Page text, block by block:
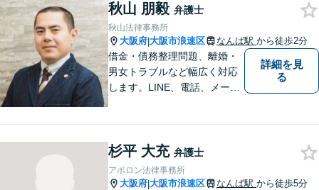
の弁護を大切にしておりま
す。【LINEやメールの問い合
わせ可】
秋山 朋毅 弁護士
秋山法律事務所
大阪府|大阪市浪速区 なんば駅 から徒歩2分
借金・債務整理問題、離婚・
男女トラブルなど幅広く対応
します。LINE、電話、メー
をできるだけ少なく！相談し
やすい環境づくりに努め、納
得できる解決を目指します！
詳細を見
る
杉平 大充 弁護士
アポロン法律事務所
大阪府|大阪市浪速区 なんば駅 から徒歩5分